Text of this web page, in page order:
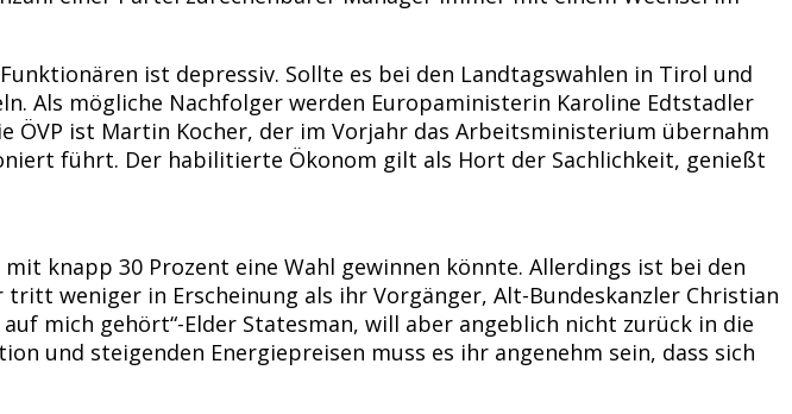
ist depressiv. Sollte es bei den Landtagswahlen in Tirol und
Als mögliche Nachfolger werden Europaministerin Karoline Edtstadler
ist Martin Kocher, der im Vorjahr das Arbeitsministerium übernahm
führt. Der habilitierte Ökonom gilt als Hort der Sachlichkeit, genießt
knapp 30 Prozent eine Wahl gewinnen könnte. Allerdings ist bei den
tritt weniger in Erscheinung als ihr Vorgänger, Alt-Bundeskanzler Christian
mich gehört“-Elder Statesman, will aber angeblich nicht zurück in die
und steigenden Energiepreisen muss es ihr angenehm sein, dass sich